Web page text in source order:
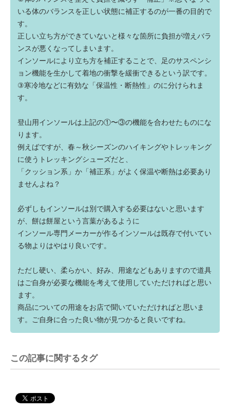
いる体のバランスを正しい状態に補正するのが一番の目的で
す。
正しい立ち方ができていないと様々な箇所に負担が増えバラ
ンスが悪くなってしまいます。
インソールにより立ち方を補正することで、足のサスペンシ
ョン機能を生かして着地の衝撃を緩衝できるという訳です。
③寒冷地などに有効な「保温性・断熱性」のに分けられま
す。
登山用インソールは上記の①〜③の機能を合わせたものにな
ります。
例えばですが、春～秋シーズンのハイキングやトレッキング
に使うトレッキングシューズだと、
「クッション系」か「補正系」がよく保温や断熱は必要あり
ませんよね？
必ずしもインソールは別で購入する必要はないと思います
が、餅は餅屋という言葉があるように
インソール専門メーカーが作るインソールは既存で付いてい
る物よりはやはり良いです。
ただし硬い、柔らかい、好み、用途などもありますので道具
はご自身が必要な機能を考えて使用していただければと思い
ます。
商品についての用途をお店で聞いていただければと思いま
す。ご自身に合った良い物が見つかると良いですね。
この記事に関するタグ